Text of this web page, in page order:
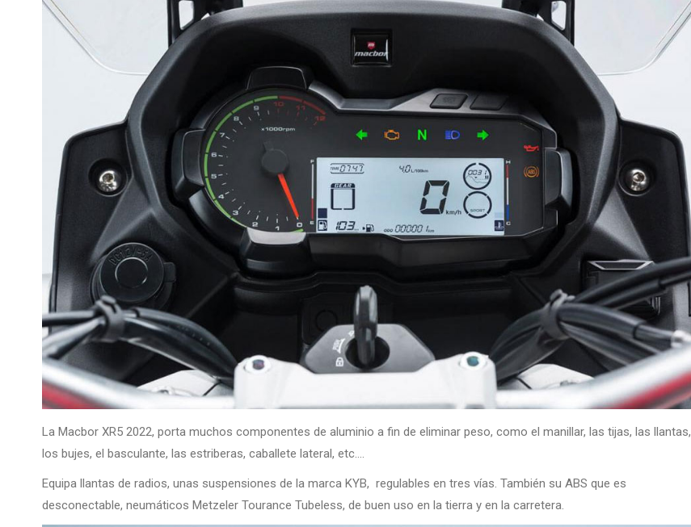
La Macbor XR5 2022, porta muchos componentes de aluminio a fin de eliminar peso, como el manillar, las tijas, las llantas,
los bujes, el basculante, las estriberas, caballete lateral, etc….
Equipa llantas de radios, unas suspensiones de la marca KYB, regulables en tres vías. También su ABS que es
desconectable, neumáticos Metzeler Tourance Tubeless, de buen uso en la tierra y en la carretera.